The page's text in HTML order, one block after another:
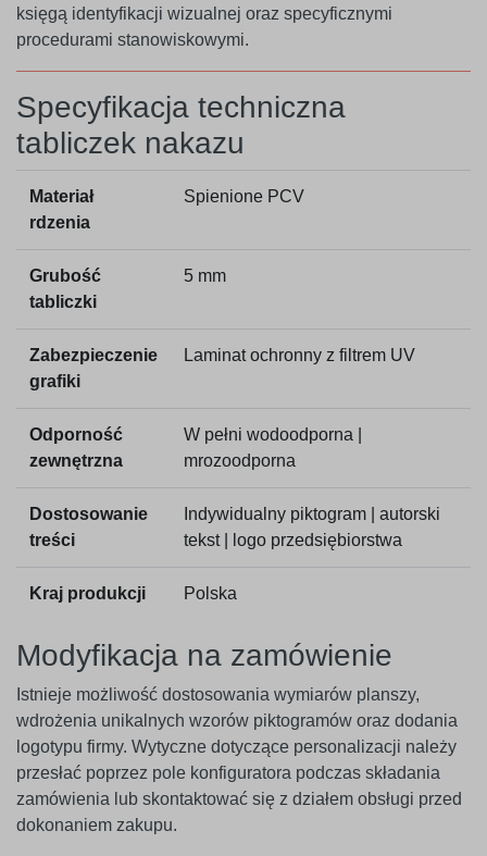
księgą identyfikacji wizualnej oraz specyficznymi
procedurami stanowiskowymi.
Specyfikacja techniczna
tabliczek nakazu
Materiał
rdzenia
Spienione PCV
Grubość
tabliczki
5 mm
Zabezpieczenie
grafiki
Laminat ochronny z filtrem UV
Odporność
zewnętrzna
W pełni wodoodporna |
mrozoodporna
Dostosowanie
treści
Indywidualny piktogram | autorski
tekst | logo przedsiębiorstwa
Kraj produkcji Polska
Modyfikacja na zamówienie
Istnieje możliwość dostosowania wymiarów planszy,
wdrożenia unikalnych wzorów piktogramów oraz dodania
logotypu firmy. Wytyczne dotyczące personalizacji należy
przesłać poprzez pole konfiguratora podczas składania
zamówienia lub skontaktować się z działem obsługi przed
dokonaniem zakupu.